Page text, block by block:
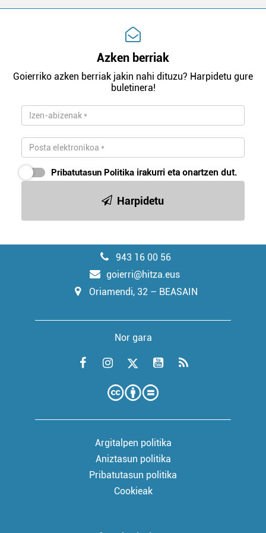
Azken berriak
Goierriko azken berriak jakin nahi dituzu? Harpidetu gure
buletinera!
Pribatutasun Politika irakurri eta onartzen dut.
Harpidetu
943 16 00 56
goierri@hitza.eus
Oriamendi, 32 – BEASAIN
Nor gara
Argitalpen politika
Aniztasun politika
Pribatutasun politika
Cookieak